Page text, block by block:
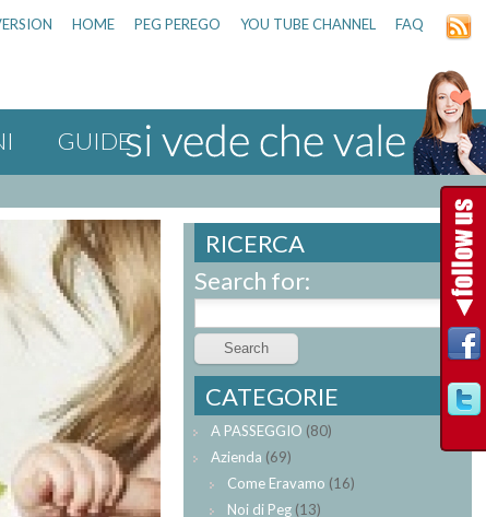
HOME PEG PEREGO YOU TUBE CHANNEL FAQ
GUIDE
RICERCA
Search for:
CATEGORIE
A PASSEGGIO (80)
Azienda (69)
Come Eravamo (16)
Noi di Peg (13)